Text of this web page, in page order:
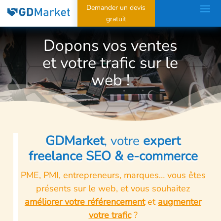
Demander un devis
gratuit
Dopons vos ventes
et votre trafic sur le
web !
GDMarket, votre expert
freelance SEO & e-commerce
PME, PMI, entrepreneurs, marques… vous êtes
présents sur le web, et vous souhaitez
améliorer votre référencementet augmenter
votre trafic?